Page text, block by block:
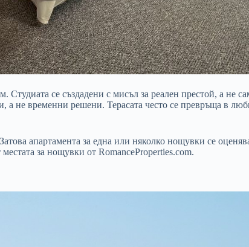
се създадени с мисъл за реален престой, а не
а не временни решени. Терасата често се превръща в
апартамента за една или няколко нощувки се
за нощувки от RomanceProperties.com.